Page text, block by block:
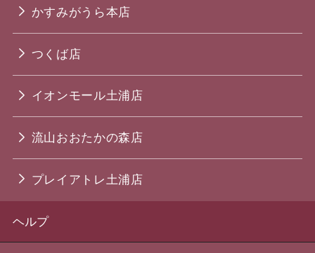
かすみがうら本店
つくば店
イオンモール土浦店
流山おおたかの森店
プレイアトレ土浦店
ヘルプ